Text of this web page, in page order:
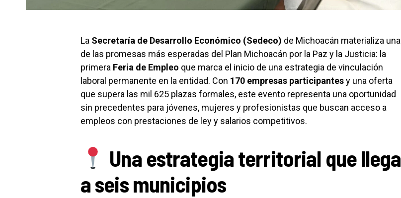
La Secretaría de Desarrollo Económico (Sedeco) de Michoacán materializa una
de las promesas más esperadas del Plan Michoacán por la Paz y la Justicia: la
primera Feria de Empleo que marca el inicio de una estrategia de vinculación
laboral permanente en la entidad. Con 170 empresas participantesy una oferta
que supera las mil 625 plazas formales, este evento representa una oportunidad
sin precedentes para jóvenes, mujeres y profesionistas que buscan acceso a
empleos con prestaciones de ley y salarios competitivos.
Una estrategia territorial que llega
a seis municipios